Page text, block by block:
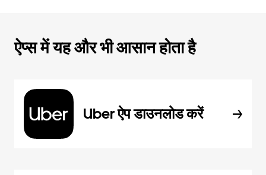
ऐप्स में यह और भी आसान होता है
Uber ऐप डाउनलोड करें